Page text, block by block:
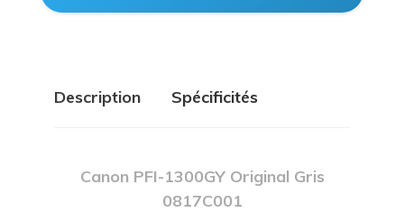
Description Spécificités
Canon PFI-1300GY Original Gris
0817C001